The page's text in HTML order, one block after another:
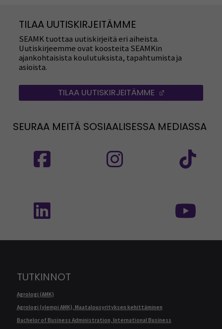
TILAA UUTISKIRJEITÄMME
SEAMK tuottaa uutiskirjeitä eri aiheista.
Uutiskirjeemme ovat koosteita SEAMKin
ajankohtaisista koulutuksista, tapahtumista ja
asioista.
TILAA UUTISKIRJEITÄMME
SEURAA MEITÄ SOSIAALISESSA MEDIASSA
TUTKINNOT
Agrologi (AMK)
Agrologi (ylempi AMK), Maatalousyrityksen kehittäminen
Bachelor of Business Administration, International Business